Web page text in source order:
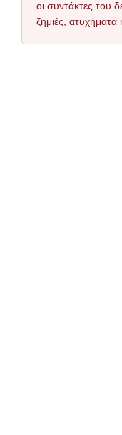
οι συντάκτες του
ζημιές,